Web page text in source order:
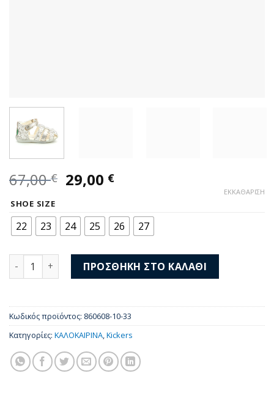
67,00€ Original
price
67,00 €.
29,00 €Η
είναι:
29,00 €.
SHOE SIZE
22 23 24 25 26 27
ΕΚΚΑΘΆΡΙΣΗ
kickers Παπουτσοπέδιλα Bigflo-2 860608-10-33 blanc
ΠΡΟΣΘΉΚΗ ΣΤΟ ΚΑΛΆΘΙ
Κωδικός προϊόντος: 860608-10-33
Κατηγορίες: ΚΑΛΟΚΑΙΡΙΝΑ Kickers